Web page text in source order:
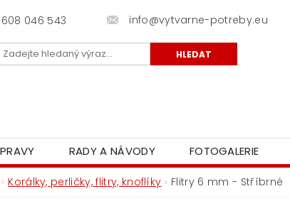
608 046 543 info@vytvarne-potreby.eu
RADY A NÁVODY FOTOGALERIE
Korálky, perličky, flitry, knoflíky Flitry 6 mm - Stříbrné